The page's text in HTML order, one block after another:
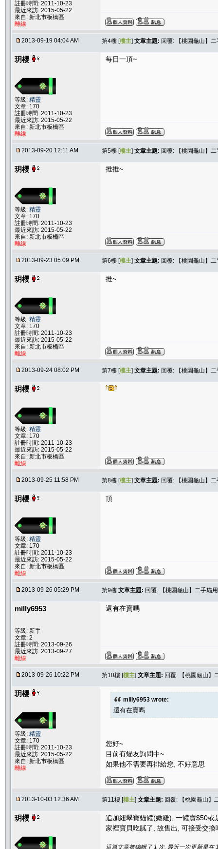
註冊時間: 2011-10-23
最近來訪: 2015-05-22
來自: 新北市板橋區
離線
2013-09-19 04:04 AM 第4樓 [樓主] 文章主題: 回覆: 【桃園龜山】
玥櫻
等級: 精靈
文章: 170
註冊時間: 2011-10-23
最近來訪: 2015-05-22
來自: 新北市板橋區
離線
每日一頂~
2013-09-20 12:11 AM 第5樓 [樓主] 文章主題: 回覆: 【桃園龜山】
玥櫻
等級: 精靈
文章: 170
註冊時間: 2011-10-23
最近來訪: 2015-05-22
來自: 新北市板橋區
離線
推推~
2013-09-23 05:09 PM 第6樓 [樓主] 文章主題: 回覆: 【桃園龜山】
玥櫻
等級: 精靈
文章: 170
註冊時間: 2011-10-23
最近來訪: 2015-05-22
來自: 新北市板橋區
離線
推~
2013-09-24 08:02 PM 第7樓 [樓主] 文章主題: 回覆: 【桃園龜山】
玥櫻
等級: 精靈
文章: 170
註冊時間: 2011-10-23
最近來訪: 2015-05-22
來自: 新北市板橋區
離線
2013-09-25 11:58 PM 第8樓 [樓主] 文章主題: 回覆: 【桃園龜山】
玥櫻
等級: 精靈
文章: 170
註冊時間: 2011-10-23
最近來訪: 2015-05-22
來自: 新北市板橋區
離線
頂
2013-09-26 05:29 PM 第9樓 文章主題: 回覆: 【桃園龜山】二手貓
milly6953
等級: 新手
文章: 2
註冊時間: 2013-09-26
最近來訪: 2013-09-27
離線
還有在賣嗎
2013-09-26 10:22 PM 第10樓 [樓主] 文章主題: 回覆: 【桃園龜山】
玥櫻
等級: 精靈
文章: 170
註冊時間: 2011-10-23
最近來訪: 2015-05-22
來自: 新北市板橋區
離線
milly6953 wrote:
還有在賣嗎
您好~
目前有貓友詢問中~
如果他不需要再排給您, 不好意思
2013-10-03 12:36 AM 第11樓 [樓主] 文章主題: 回覆: 【桃園龜山】
玥櫻
追加紐翠寶貓罐(嫩雞), 一罐賣$50或
家裡寶貝吃膩了, 故售出, 可接受交
這篇文章被編輯了 1 次. 最近一次更新是在